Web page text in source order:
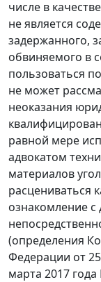
числе в
не является
задержанного,
обвиняемого в
пользоваться
не может
неоказания
равной мере
адвокатом
материалов
расцениваться
ознакомление
(определения
Федерации от
марта 2017 года